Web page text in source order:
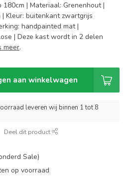
| Materiaal: Grenenhout |
Kleur: buitenkant zwartgrijs
handpainted mat |
| Deze kast wordt in 2 delen
meer.
aan winkelwagen
leveren wij binnen 1 tot 8
Deel dit product
Sale)
op voorraad